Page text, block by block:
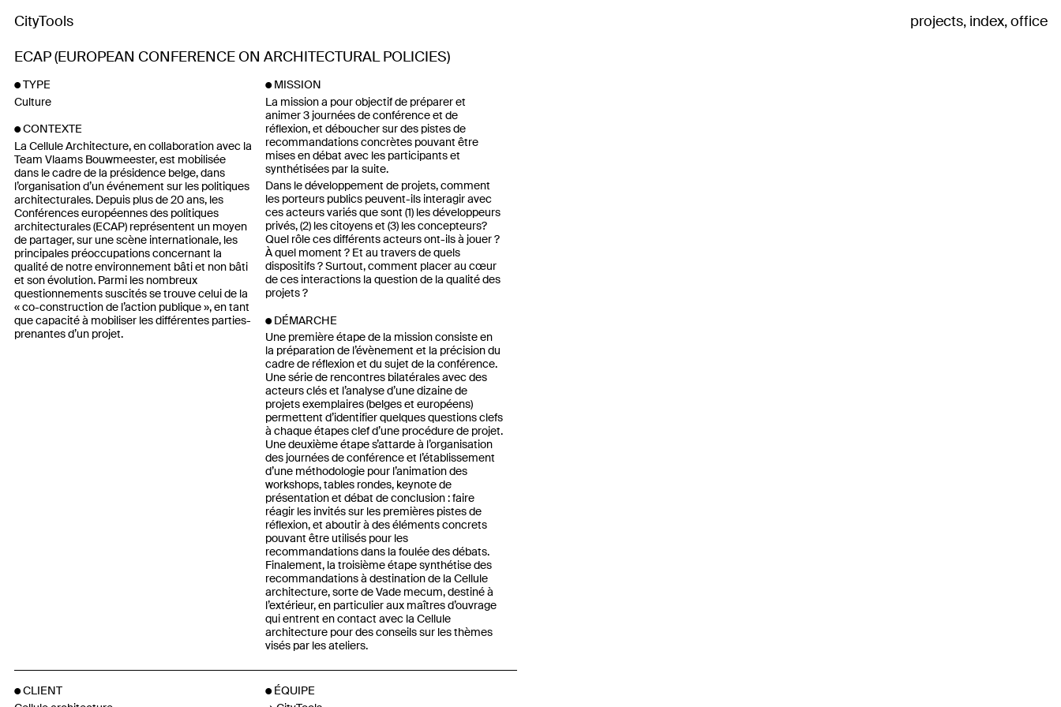
CityTools projects index office
ECAP (EUROPEAN CONFERENCE ON ARCHITECTURAL POLICIES)
TYPE
Culture
CONTEXTE
La Cellule Architecture, en collaboration avec la
Team Vlaams Bouwmeester, est mobilisée
dans le cadre de la présidence belge, dans
l’organisation d’un événement sur les politiques
architecturales. Depuis plus de 20 ans, les
Conférences européennes des politiques
architecturales (ECAP) représentent un moyen
de partager, sur une scène internationale, les
principales préoccupations concernant la
qualité de notre environnement bâti et non bâti
et son évolution. Parmi les nombreux
questionnements suscités se trouve celui de la
« co-construction de l’action publique », en tant
que capacité à mobiliser les différentes parties-
prenantes d’un projet.
MISSION
La mission a pour objectif de préparer et
animer 3 journées de conférence et de
réflexion, et déboucher sur des pistes de
recommandations concrètes pouvant être
mises en débat avec les participants et
synthétisées par la suite.
Dans le développement de projets, comment
les porteurs publics peuvent-ils interagir avec
ces acteurs variés que sont (1) les développeurs
privés, (2) les citoyens et (3) les concepteurs?
Quel rôle ces différents acteurs ont-ils à jouer ?
À quel moment ? Et au travers de quels
dispositifs ? Surtout, comment placer au cœur
de ces interactions la question de la qualité des
projets ?
DÉMARCHE
Une première étape de la mission consiste en
la préparation de l’évènement et la précision du
cadre de réflexion et du sujet de la conférence.
Une série de rencontres bilatérales avec des
acteurs clés et l’analyse d’une dizaine de
projets exemplaires (belges et européens)
permettent d’identifier quelques questions clefs
à chaque étapes clef d’une procédure de projet.
Une deuxième étape s’attarde à l’organisation
des journées de conférence et l’établissement
d’une méthodologie pour l’animation des
workshops, tables rondes, keynote de
présentation et débat de conclusion : faire
réagir les invités sur les premières pistes de
réflexion, et aboutir à des éléments concrets
pouvant être utilisés pour les
recommandations dans la foulée des débats.
Finalement, la troisième étape synthétise des
recommandations à destination de la Cellule
architecture, sorte de Vade mecum, destiné à
l’extérieur, en particulier aux maîtres d’ouvrage
qui entrent en contact avec la Cellule
architecture pour des conseils sur les thèmes
visés par les ateliers.
CLIENT
ÉQUIPE